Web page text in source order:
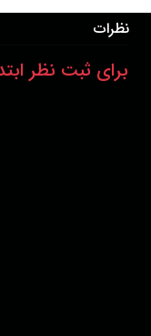
نظرات
برای ثبت نظر